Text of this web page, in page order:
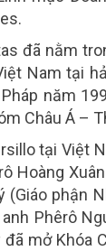
đã nằm
Nam tại
năm
Châu Á –
tại Việt
Hoàng
(Giáo phận
Phêrô
đã mở